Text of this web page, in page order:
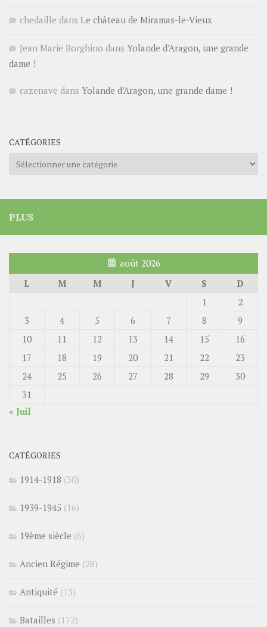
chedaille dans Le château de Miramas-le-Vieux
Jean Marie Borghino dans Yolande d’Aragon, une grande
dame !
cazenave dans Yolande d’Aragon, une grande dame !
CATÉGORIES
Catégories
PLUS
août 2026
L
M M J V S
D
1
2
3
4 5 6 7 8
9
10
11 12 13 14 15
16
17
18 19 20 21 22
23
24
25 26 27 28 29
30
31
« Juil
CATÉGORIES
1914-1918 (30)
1939-1945 (16)
19ème siècle (6)
Ancien Régime (28)
Antiquité (73)
Batailles (172)